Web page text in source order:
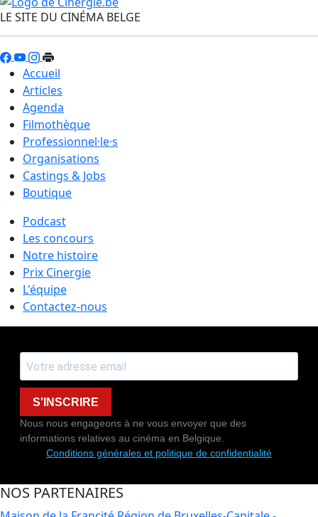
LE SITE DU CINÉMA BELGE
Accueil
Articles
Agenda
Filmothèque
Professionnel·le·s
Organisations
Castings & Jobs
Boutique
Podcast
Les concours
Notre histoire
Prix Cinergie
L'équipe
Contactez-nous
S'INSCRIRE
Nous nous engageons à ne vous envoyer que des
informations relatives au cinéma en Belgique.
Conditions générales et politique de confidentialité
NOS PARTENAIRES